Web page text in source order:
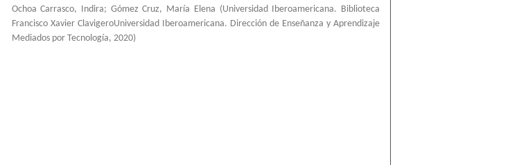
Ochoa Carrasco, Indira; Gómez Cruz, María Elena (Universidad Iberoamericana. Biblioteca
Francisco Xavier ClavigeroUniversidad Iberoamericana. Dirección de Enseñanza y Aprendizaje
Mediados por Tecnología, 2020)